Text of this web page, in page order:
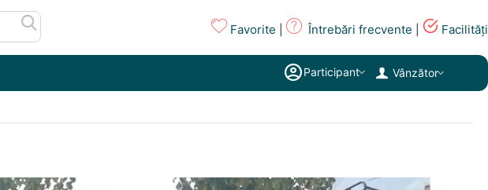
Favorite Întrebări frecvente Facilități
Participant Vânzător